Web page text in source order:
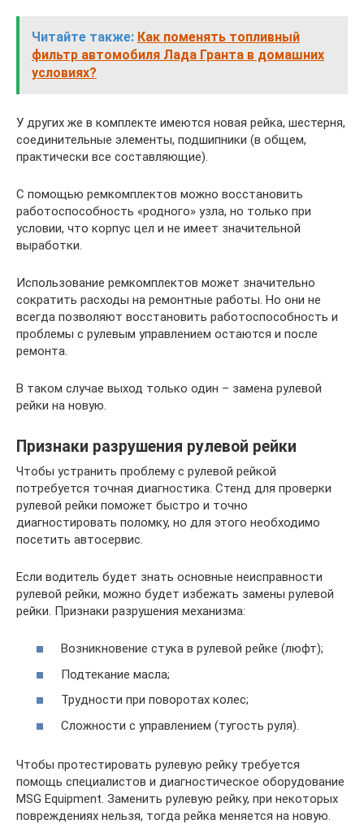
Читайте также: Как поменять топливный
фильтр автомобиля Лада Гранта в домашних
условиях?
У других же в комплекте имеются новая рейка, шестерня,
соединительные элементы, подшипники (в общем,
практически все составляющие).
С помощью ремкомплектов можно восстановить
работоспособность «родного» узла, но только при
условии, что корпус цел и не имеет значительной
выработки.
Использование ремкомплектов может значительно
сократить расходы на ремонтные работы. Но они не
всегда позволяют восстановить работоспособность и
проблемы с рулевым управлением остаются и после
ремонта.
В таком случае выход только один – замена рулевой
рейки на новую.
Признаки разрушения рулевой рейки
Чтобы устранить проблему с рулевой рейкой
потребуется точная диагностика. Стенд для проверки
рулевой рейки поможет быстро и точно
диагностировать поломку, но для этого необходимо
посетить автосервис.
Если водитель будет знать основные неисправности
рулевой рейки, можно будет избежать замены рулевой
рейки. Признаки разрушения механизма:
Возникновение стука в рулевой рейке (люфт);
Подтекание масла;
Трудности при поворотах колес;
Сложности с управлением (тугость руля).
Чтобы протестировать рулевую рейку требуется
помощь специалистов и диагностическое оборудование
MSG Equipment. Заменить рулевую рейку, при некоторых
повреждениях нельзя, тогда рейка меняется на новую.